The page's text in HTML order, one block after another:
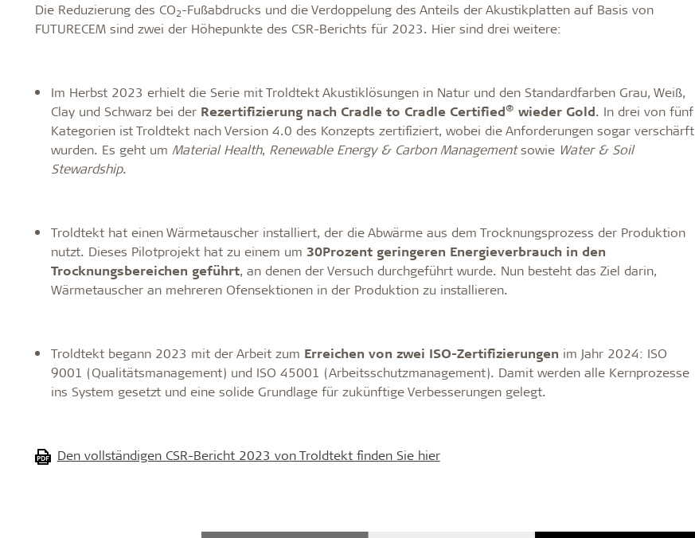
Die Reduzierung des CO2-Fußabdrucks und die Verdoppelung des Anteils der Akustikplatten auf Basis von
FUTURECEM sind zwei der Höhepunkte des CSR-Berichts für 2023. Hier sind drei weitere:
Im Herbst 2023 erhielt die Serie mit Troldtekt Akustiklösungen in Natur und den Standardfarben Grau, Weiß,
Clay und Schwarz bei der Rezertifizierung nach Cradle to Cradle Certified® wieder Gold. In drei von fünf
Kategorien ist Troldtekt nach Version 4.0 des Konzepts zertifiziert, wobei die Anforderungen sogar verschärft
wurden. Es geht um Material Health, Renewable Energy & Carbon Managementsowie Water & Soil
Stewardship.
Troldtekt hat einen Wärmetauscher installiert, der die Abwärme aus dem Trocknungsprozess der Produktion
nutzt. Dieses Pilotprojekt hat zu einem um 30Prozent geringeren Energieverbrauch in den
Trocknungsbereichen geführt, an denen der Versuch durchgeführt wurde. Nun besteht das Ziel darin,
Wärmetauscher an mehreren Ofensektionen in der Produktion zu installieren.
Troldtekt begann 2023 mit der Arbeit zum Erreichen von zwei ISO-Zertifizierungen im Jahr 2024: ISO
9001 (Qualitätsmanagement) und ISO 45001 (Arbeitsschutzmanagement). Damit werden alle Kernprozesse
ins System gesetzt und eine solide Grundlage für zukünftige Verbesserungen gelegt.
Den vollständigen CSR-Bericht 2023 von Troldtekt finden Sie hier